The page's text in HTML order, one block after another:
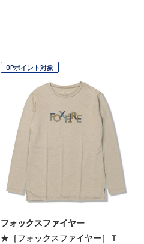
OPポイント対象
フォックスファイヤー
★［フォックスファイヤー］Ｔ